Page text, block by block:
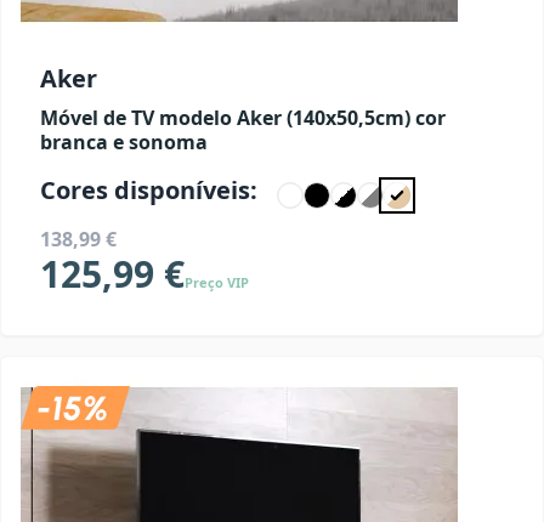
Aker
Móvel de TV modelo Aker (140x50,5cm) cor
branca e sonoma
Cores disponíveis:
138,99 €
125,99 €Preço VIP